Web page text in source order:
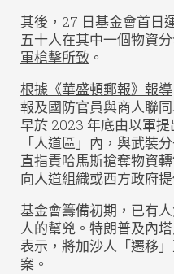
其後，27 日基金會首日
五十人在其中一個物資分
軍槍擊所致 。
根據《華盛頓郵報》報導
報及國防官員與商人聯
早於 2023 年底由以軍
「人道區」內，與武裝
直指責哈馬斯搶奪物資
向人道組織或西方政府
基金會籌備初期，已有
人的幫兇。特朗普及內
表示，將加沙人「遷移
案。